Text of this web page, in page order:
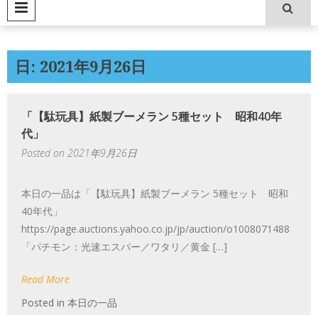
日: 2021年9月26日
「【駄玩具】紙製ブーメラン 5種セット 昭和40年
代」
Posted on 2021年9月26日
本日の一品は「【駄玩具】紙製ブーメラン 5種セット 昭和
40年代」
https://page.auctions.yahoo.co.jp/jp/auction/o1008071488
「パチモン：光速エスパー／ワタリ／黄金 […]
Read More
Posted in 本日の一品